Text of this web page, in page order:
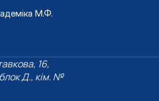
М.Ф.
16,
Д., кім. №